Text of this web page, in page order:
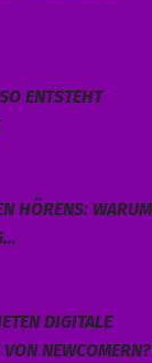
ENTSTEHT
HÖRENS: WARUM
DIGITALE
NEWCOMERN?